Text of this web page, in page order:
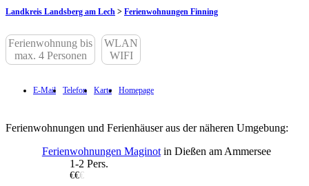
Landkreis Landsberg am Lech > Ferienwohnungen Finning
Ferienwohnung bis
max. 4 Personen
WLAN
WIFI
E-Mail Telefon Karte Homepage
Ferienwohnungen und Ferienhäuser aus der näheren Umgebung:
Ferienwohnungen Maginotin Dießen am Ammersee
1-2 Pers.
€€€